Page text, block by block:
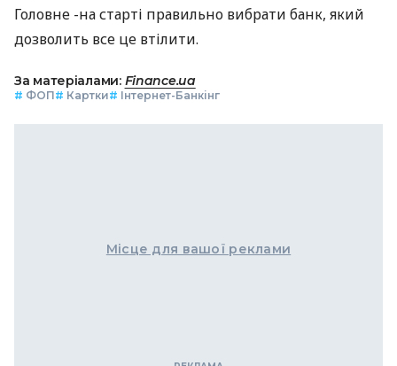
Головне -на старті правильно вибрати банк, який
дозволить все це втілити.
За матеріалами: Finance.ua
# ФОП# Картки# Інтернет-Банкінг
Місце для вашої реклами